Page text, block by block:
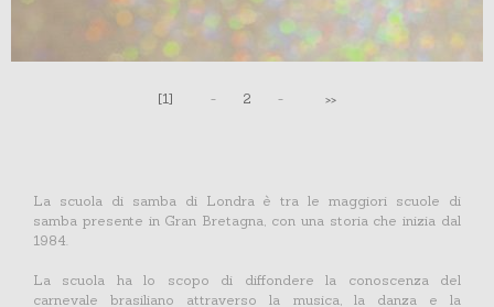
[1] - 2 - >>
La scuola di samba di Londra è tra le maggiori scuole di
samba presente in Gran Bretagna, con una storia che inizia dal
1984.
La scuola ha lo scopo di diffondere la conoscenza del
carnevale brasiliano attraverso la musica, la danza e la